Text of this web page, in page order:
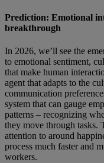
Prediction: Emotional
breakthrough
In 2026, we’ll see the
to emotional sentiment,
that make human
agent that adapts to the
communication
system that can gauge
patterns – recognizing
they move through tasks.
attention to around
process much faster and
workers.